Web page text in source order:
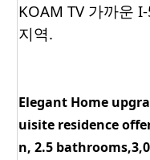
KOAM TV 가까운
지역.
Elegant Home
uisite residence
n, 2.5